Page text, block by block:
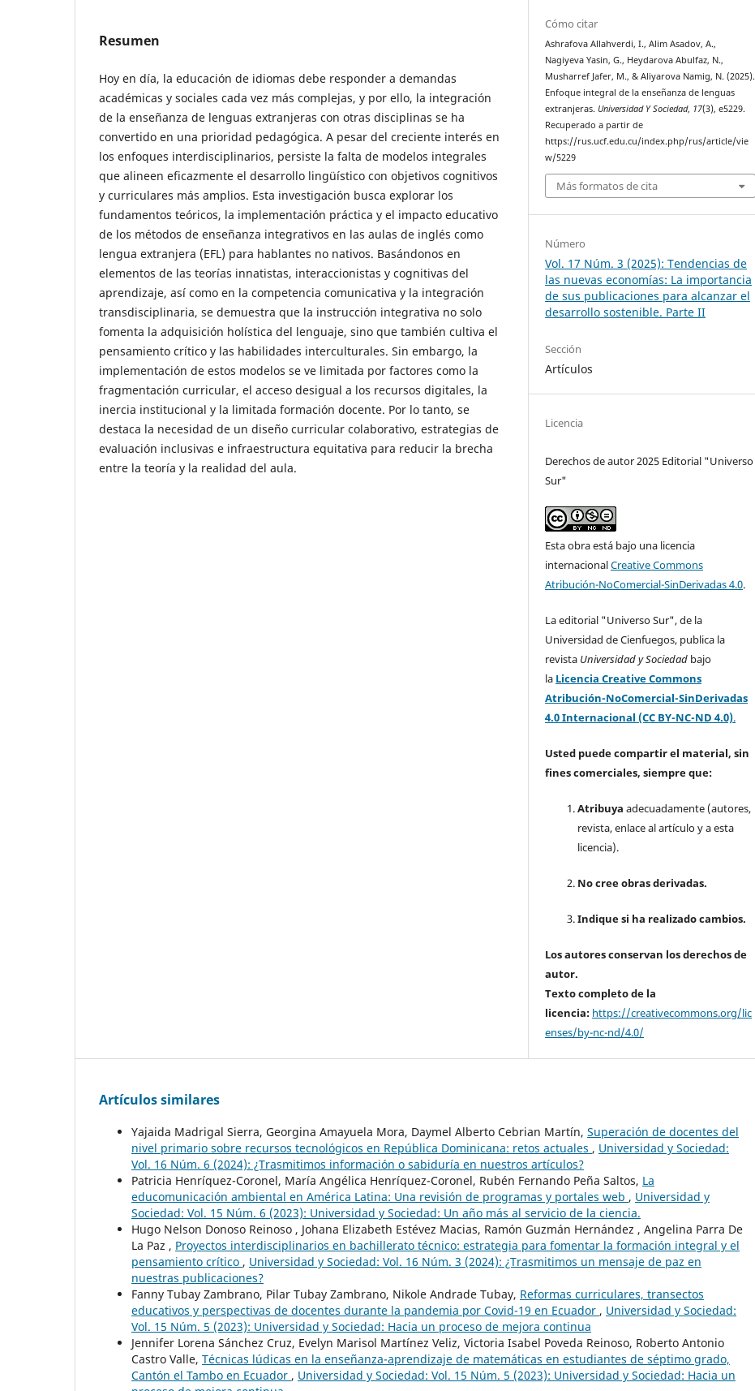
Resumen
Hoy en día, la educación de idiomas debe responder a demandas
académicas y sociales cada vez más complejas, y por ello, la integración
de la enseñanza de lenguas extranjeras con otras disciplinas se ha
convertido en una prioridad pedagógica. A pesar del creciente interés en
los enfoques interdisciplinarios, persiste la falta de modelos integrales
que alineen eficazmente el desarrollo lingüístico con objetivos cognitivos
y curriculares más amplios. Esta investigación busca explorar los
fundamentos teóricos, la implementación práctica y el impacto educativo
de los métodos de enseñanza integrativos en las aulas de inglés como
lengua extranjera (EFL) para hablantes no nativos. Basándonos en
elementos de las teorías innatistas, interaccionistas y cognitivas del
aprendizaje, así como en la competencia comunicativa y la integración
transdisciplinaria, se demuestra que la instrucción integrativa no solo
fomenta la adquisición holística del lenguaje, sino que también cultiva el
pensamiento crítico y las habilidades interculturales. Sin embargo, la
implementación de estos modelos se ve limitada por factores como la
fragmentación curricular, el acceso desigual a los recursos digitales, la
inercia institucional y la limitada formación docente. Por lo tanto, se
destaca la necesidad de un diseño curricular colaborativo, estrategias de
evaluación inclusivas e infraestructura equitativa para reducir la brecha
entre la teoría y la realidad del aula.
Cómo citar
Ashrafova Allahverdi, I., Alim Asadov, A.,
Nagiyeva Yasin, G., Heydarova Abulfaz, N.,
Musharref Jafer, M., & Aliyarova Namig, N. (2025).
Enfoque integral de la enseñanza de lenguas
extranjeras. Universidad Y Sociedad, 17(3), e5229.
Recuperado a partir de
https://rus.ucf.edu.cu/index.php/rus/article/vie
w/5229
Más formatos de cita
Número
Vol. 17 Núm. 3 (2025): Tendencias de
las nuevas economías: La importancia
de sus publicaciones para alcanzar el
desarrollo sostenible. Parte II
Sección
Artículos
Licencia
Derechos de autor 2025 Editorial "Universo
Sur"
Esta obra está bajo una licencia
internacionalCreative Commons
Atribución-NoComercial-SinDerivadas 4.0.
La editorial "Universo Sur", de la
Universidad de Cienfuegos, publica la
revista Universidad y Sociedad bajo
la Licencia Creative Commons
Atribución-NoComercial-SinDerivadas
4.0 Internacional (CC BY-NC-ND 4.0).
Usted puede compartir el material, sin
fines comerciales, siempre que:
Atribuya adecuadamente (autores,
revista, enlace al artículo y a esta
licencia).
No cree obras derivadas.
Indique si ha realizado cambios.
Los autores conservan los derechos de
autor.
Texto completo de la
licencia: https://creativecommons.org/lic
enses/by-nc-nd/4.0/
Artículos similares
Yajaida Madrigal Sierra, Georgina Amayuela Mora, Daymel Alberto Cebrian Martín, Superación de docentes del
nivel primario sobre recursos tecnológicos en República Dominicana: retos actuales , Universidad y Sociedad:
Vol. 16 Núm. 6 (2024): ¿Trasmitimos información o sabiduría en nuestros artículos?
Patricia Henríquez-Coronel, María Angélica Henríquez-Coronel, Rubén Fernando Peña Saltos, La
educomunicación ambiental en América Latina: Una revisión de programas y portales web , Universidad y
Sociedad: Vol. 15 Núm. 6 (2023): Universidad y Sociedad: Un año más al servicio de la ciencia.
Hugo Nelson Donoso Reinoso , Johana Elizabeth Estévez Macias, Ramón Guzmán Hernández , Angelina Parra De
La Paz , Proyectos interdisciplinarios en bachillerato técnico: estrategia para fomentar la formación integral y el
pensamiento crítico , Universidad y Sociedad: Vol. 16 Núm. 3 (2024): ¿Trasmitimos un mensaje de paz en
nuestras publicaciones?
Fanny Tubay Zambrano, Pilar Tubay Zambrano, Nikole Andrade Tubay, Reformas curriculares, transectos
educativos y perspectivas de docentes durante la pandemia por Covid-19 en Ecuador , Universidad y Sociedad:
Vol. 15 Núm. 5 (2023): Universidad y Sociedad: Hacia un proceso de mejora continua
Jennifer Lorena Sánchez Cruz, Evelyn Marisol Martínez Veliz, Victoria Isabel Poveda Reinoso, Roberto Antonio
Castro Valle, Técnicas lúdicas en la enseñanza-aprendizaje de matemáticas en estudiantes de séptimo grado,
Cantón el Tambo en Ecuador , Universidad y Sociedad: Vol. 15 Núm. 5 (2023): Universidad y Sociedad: Hacia un